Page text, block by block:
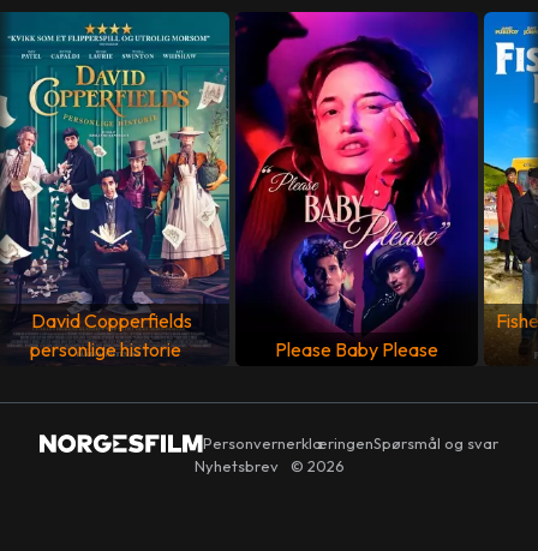
PRODUSENT
Gurinder Chadha,Jamal Daniel
MANUS
Sarfraz Manzoor,Gurinder Chadha Paul Mayeda
Berges
LAND
Frankrike,Storbritannia ,USA
SPRÅK
Engelsk
David Copperfields
personlige historie
Please Baby Please
PersonvernerklæringenSpørsmål og svar
Nyhetsbrev
© 2026